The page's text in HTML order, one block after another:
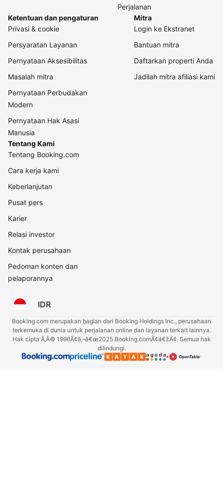
Perjalanan
Ketentuan dan pengaturan
Privasi & cookie
Persyaratan Layanan
Pernyataan Aksesibilitas
Masalah mitra
Pernyataan Perbudakan
Modern
Pernyataan Hak Asasi
Manusia
Mitra
Login ke Ekstranet
Bantuan mitra
Daftarkan properti Anda
Jadilah mitra afiliasi kami
Tentang Kami
Tentang Booking.com
Cara kerja kami
Keberlanjutan
Pusat pers
Karier
Relasi investor
Kontak perusahaan
Pedoman konten dan
pelaporannya
IDR
Booking.com merupakan bagian dari Booking Holdings Inc., perusahaan
terkemuka di dunia untuk perjalanan online dan layanan terkait lainnya.
Hak cipta Ã‚Â© 1996Ã¢â‚¬â€œ2025 Booking.comÃ¢â€žÂ¢. Semua hak
dilindungi.